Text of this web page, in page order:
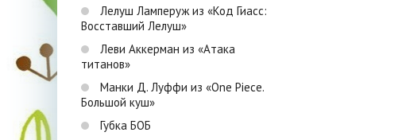
Лелуш Ламперуж из «Код Гиасс:
Восставший Лелуш»
Леви Аккерман из «Атака
титанов»
Манки Д. Луффи из «One Piece.
Большой куш»
Губка БОБ